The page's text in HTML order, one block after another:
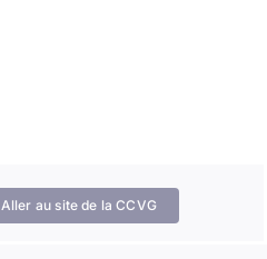
Aller au site de la CCVG